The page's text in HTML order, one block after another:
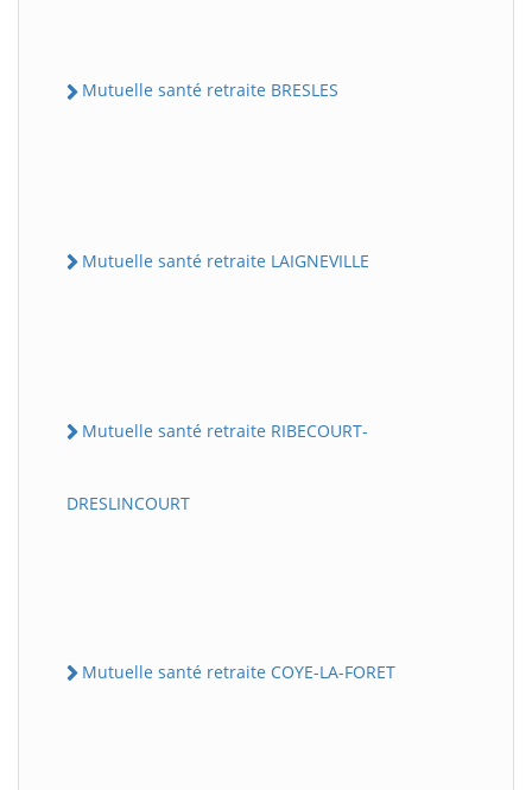
Mutuelle santé retraite BRESLES
Mutuelle santé retraite LAIGNEVILLE
Mutuelle santé retraite RIBECOURT-
DRESLINCOURT
Mutuelle santé retraite COYE-LA-FORET